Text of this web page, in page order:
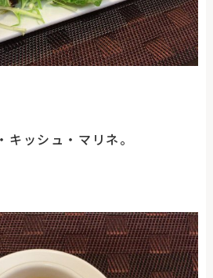
ッシュ・マリネ。